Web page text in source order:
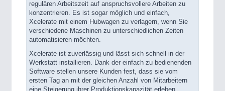
SENSORS & CONTROLS21XX
Processing & Motion Sensors
regulären Arbeitszeit auf anspruchsvollere Arbeiten zu
konzentrieren. Es ist sogar möglich und einfach,
Xcelerate mit einem Hubwagen zu verlagern, wenn Sie
verschiedene Maschinen zu unterschiedlichen Zeiten
automatisieren möchten.
Xcelerate ist zuverlässig und lässt sich schnell in der
Werkstatt installieren. Dank der einfach zu bedienenden
Software stellen unsere Kunden fest, dass sie vom
ersten Tag an mit der gleichen Anzahl von Mitarbeitern
eine Steigerung ihrer Produktionskapazität erleben.